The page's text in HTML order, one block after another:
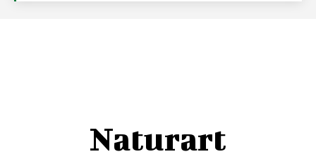
Naturart